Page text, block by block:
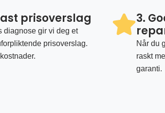
prisoverslag
diagnose gir vi deg et
prisoverslag.
3.
Når du
raskt
garanti.